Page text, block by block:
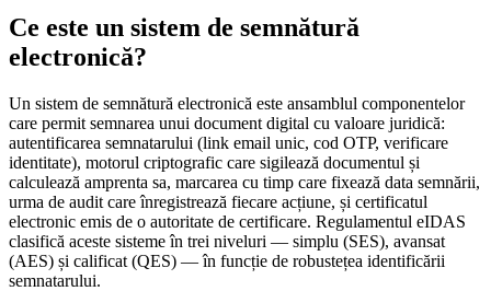
Ce este un sistem de semnătură
electronică?
Un sistem de semnătură electronică este ansamblul componentelor
care permit semnarea unui document digital cu valoare juridică:
autentificarea semnatarului (link email unic, cod OTP, verificare
identitate), motorul criptografic care sigilează documentul și
calculează amprenta sa, marcarea cu timp care fixează data semnării,
urma de audit care înregistrează fiecare acțiune, și certificatul
electronic emis de o autoritate de certificare. Regulamentul eIDAS
clasifică aceste sisteme în trei niveluri — simplu (SES), avansat
(AES) și calificat (QES) — în funcție de robustețea identificării
semnatarului.